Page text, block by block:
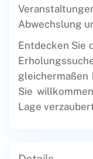
Abwechslung
Entdecken Sie
gleichermaßen
Sie
Lage